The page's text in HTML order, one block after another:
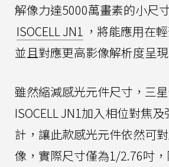
解像力達5000萬畫素的小尺
ISOCELL JN1 ，將能應用在
並且對應更高影像解析度呈現
雖然縮減感光元件尺寸，三
ISOCELL JN1加入相位對焦
計，讓此款感光元件依然可
像，實際尺寸僅為1/2.76吋